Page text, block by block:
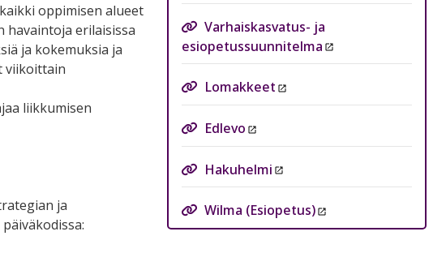
oppimisen alueet
havaintoja erilaisissa
ja kokemuksia ja
viikoittain
liikkumisen
ja
Varhaiskasvatus- ja
esiopetussuunnitelma
Lomakkeet
Edlevo
Hakuhelmi
Wilma (Esiopetus)